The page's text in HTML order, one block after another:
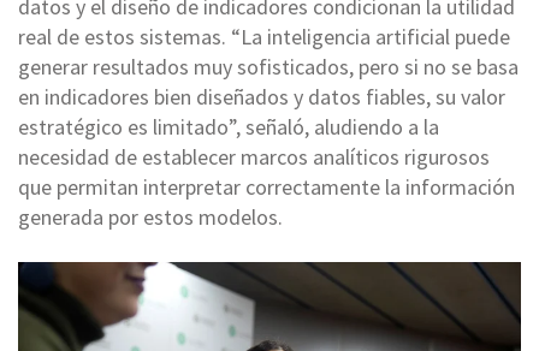
datos y el diseño de indicadores condicionan la utilidad
real de estos sistemas. “La inteligencia artificial puede
generar resultados muy sofisticados, pero si no se basa
en indicadores bien diseñados y datos fiables, su valor
estratégico es limitado”, señaló, aludiendo a la
necesidad de establecer marcos analíticos rigurosos
que permitan interpretar correctamente la información
generada por estos modelos.